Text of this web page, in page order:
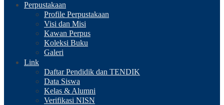
Perpustakaan
Profile Perpustakaan
Visi dan Misi
Kawan Perpus
Koleksi Buku
Galeri
Link
Daftar Pendidik dan TENDIK
Data Siswa
Kelas & Alumni
Verifikasi NISN